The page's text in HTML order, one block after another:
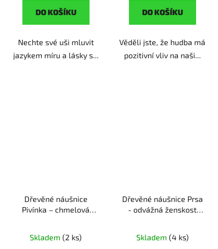
DO KOŠÍKU
Nechte své uši mluvit
jazykem míru a lásky s...
DO KOŠÍKU
Věděli jste, že hudba má
pozitivní vliv na naši...
Dřevěné náušnice
Pivínka – chmelová
milovnice piva
Skladem (2 ks)
Dřevěné náušnice Prsa
- odvážná ženskost
Skladem (4 ks)